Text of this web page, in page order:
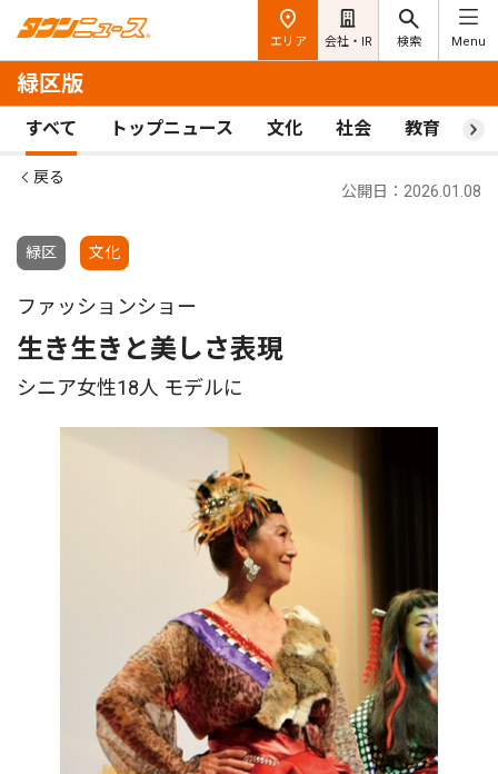
エリア 会社・IR 検索 Menu
緑区版
すべて トップニュース 文化 社会 教育 ス
戻る
緑区 文化
公開日：2026.01.08
ファッションショー
生き生きと美しさ表現
シニア女性18人 モデルに